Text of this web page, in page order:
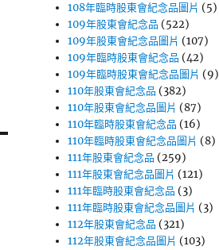
108年臨時股東會紀念品圖片 (5)
109年股東會紀念品 (522)
109年股東會紀念品圖片 (107)
109年臨時股東會紀念品 (42)
109年臨時股東會紀念品圖片 (9)
110年股東會紀念品 (382)
110年股東會紀念品圖片 (87)
110年臨時股東會紀念品 (16)
110年臨時股東會紀念品圖片 (8)
111年股東會紀念品 (259)
111年股東會紀念品圖片 (121)
111年臨時股東會紀念品 (3)
111年臨時股東會紀念品圖片 (3)
112年股東會紀念品 (321)
112年股東會紀念品圖片 (103)